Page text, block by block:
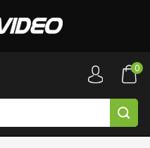
0